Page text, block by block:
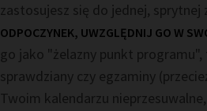
zastosujesz się do jednej, sprytnej
ODPOCZYNEK, UWZGLĘDNIJ GO W
go jako "żelazny punkt
sprawdziany czy egzaminy
Twoim kalendarzu nieprzesuwalne,